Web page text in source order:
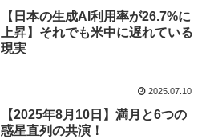
【日本の生成AI利用率が26.7%に
上昇】それでも米中に遅れている
現実
2025.07.10
【2025年8月10日】満月と6つの
惑星直列の共演！